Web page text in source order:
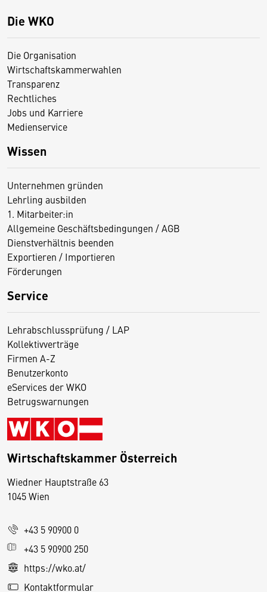
Die WKO
Die Organisation
Wirtschaftskammerwahlen
Transparenz
Rechtliches
Jobs und Karriere
Medienservice
Wissen
Unternehmen gründen
Lehrling ausbilden
1. Mitarbeiter:in
Allgemeine Geschäftsbedingungen / AGB
Dienstverhältnis beenden
Exportieren / Importieren
Förderungen
Service
Lehrabschlussprüfung / LAP
Kollektivverträge
Firmen A-Z
Benutzerkonto
eServices der WKO
Betrugswarnungen
Wirtschaftskammer Österreich
Wiedner Hauptstraße 63
1045 Wien
+43 5 90900 0
+43 5 90900 250
https://wko.at/
Kontaktformular
D
s
e
S
e